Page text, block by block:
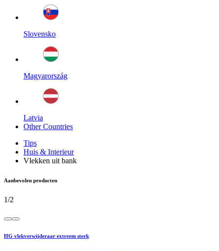
Slovensko
Magyarország
Latvia
Other Countries
Tips
Huis & Interieur
Vlekken uit bank
Aanbevolen producten
1/2
HG vlekverwijderaar extreem sterk